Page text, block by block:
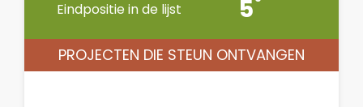
Eindpositie in de lijst 5
PROJECTEN DIE STEUN ONTVANGEN